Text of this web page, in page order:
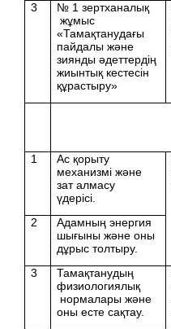
3
№ 1 зертханалық
жұмыс
«Тамақтанудағы
пайдалы және
зиянды әдеттердің
жиынтық кестесін
құрастыру»
1
Ас қорыту
механизмі және
зат алмасу
үдерісі.
2
Адамның энергия
шығыны және оны
дұрыс толтыру.
3
Тамақтанудың
физиологиялық
нормалары және
оны есте сақтау.